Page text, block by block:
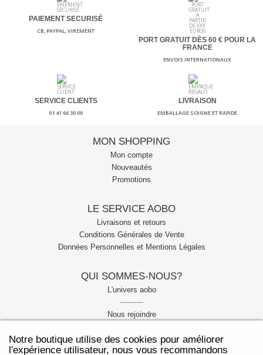
Notre boutique utilise des cookies pour améliorer
l'expérience utilisateur, nous vous recommandons
PAIEMENT SECURISÉ
CB, PAYPAL, VIREMENT
PORT GRATUIT DÈS 60 € POUR LA
FRANCE
ENVOIS INTERNATIONAUX
SERVICE CLIENTS
01 41 66 30 00
LIVRAISON
EMBALLAGE SOIGNE ET RAPIDE
MON SHOPPING
Mon compte
Nouveautés
Promotions
LE SERVICE AOBO
Livraisons et retours
Conditions Générales de Vente
Données Personnelles et Mentions Légales
QUI SOMMES-NOUS?
L'univers aobo
----------
Nous rejoindre
NOUS CONTACTER